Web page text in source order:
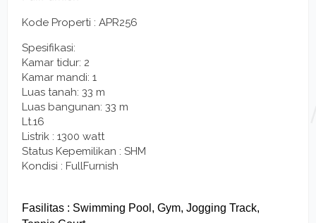
Kode Properti : APR256
Spesifikasi:
Kamar tidur: 2
Kamar mandi: 1
Luas tanah: 33 m
Luas bangunan: 33 m
Lt.16
Listrik : 1300 watt
Status Kepemilikan : SHM
Kondisi : FullFurnish
Fasilitas : Swimming Pool, Gym, Jogging Track,